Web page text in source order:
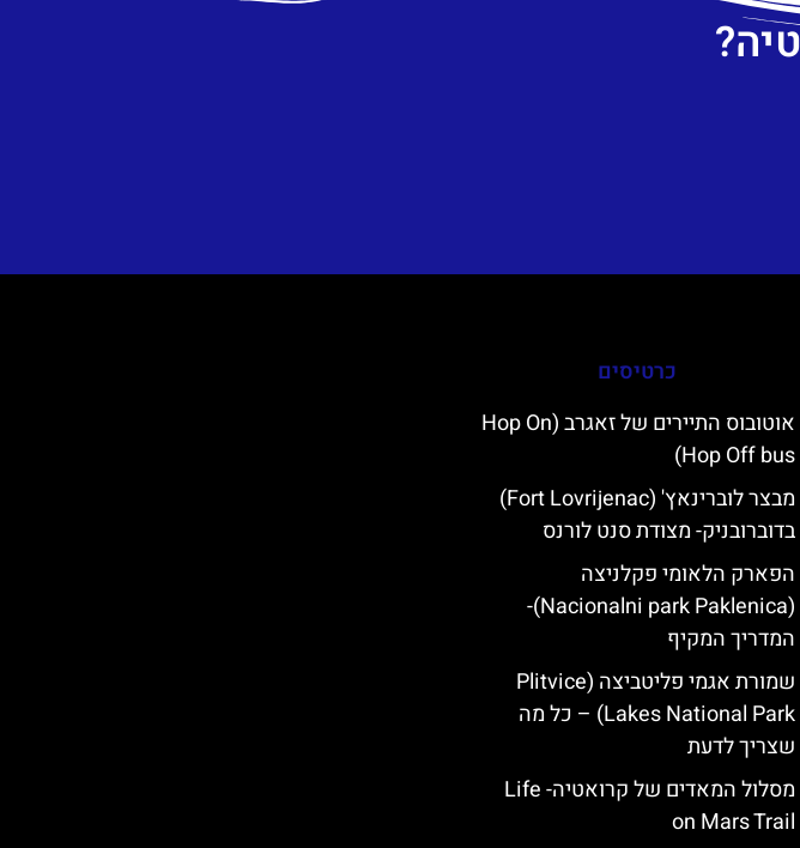
כרטיסים
אוטובוס התיירים של זאגרב (Hop On
Hop Off bus)
מבצר לוברינאץ' (Fort Lovrijenac)
בדוברובניק- מצודת סנט לורנס
הפארק הלאומי פקלניצה
(Nacionalni park Paklenica)-
המדריך המקיף
שמורת אגמי פליטביצה (Plitvice
Lakes National Park) – כל מה
שצריך לדעת
מסלול המאדים של קרואטיה- Life
on Mars Trail